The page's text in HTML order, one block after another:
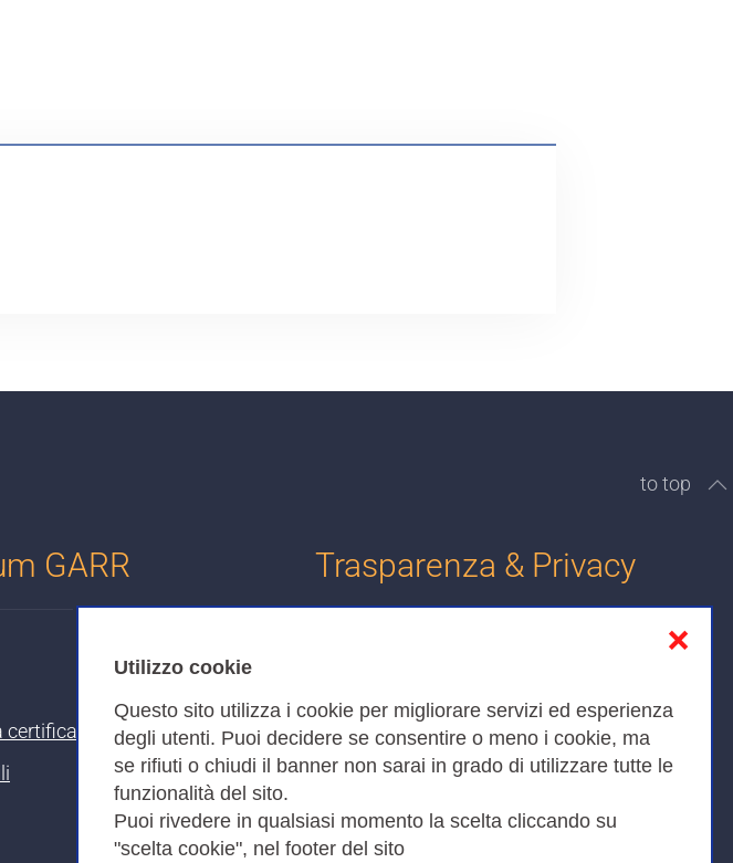
Utilizzo cookie
Questo sito utilizza i cookie per migliorare servizi ed esperienza
degli utenti. Puoi decidere se consentire o meno i cookie, ma
se rifiuti o chiudi il banner non sarai in grado di utilizzare tutte le
funzionalità del sito.
Puoi rivedere in qualsiasi momento la scelta cliccando su
"scelta cookie", nel footer del sito
❌
to top
GARR Trasparenza & Privacy
Amministrazione trasparente
Bandi di Gara